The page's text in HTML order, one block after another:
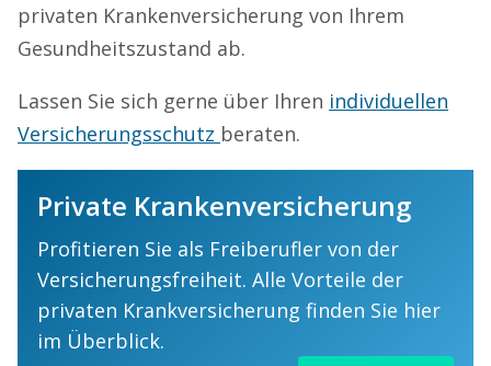
privaten Krankenversicherung von Ihrem
Gesundheitszustand ab.
Lassen Sie sich gerne über Ihren individuellen
Versicherungsschutz beraten.
Private Krankenversicherung
Profitieren Sie als Freiberufler von der
Versicherungsfreiheit. Alle Vorteile der
privaten Krankversicherung finden Sie hier
im Überblick.